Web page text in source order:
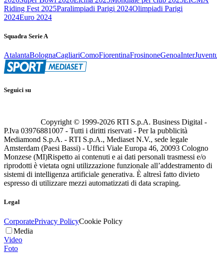
Riding Fest 2025Paralimpiadi Parigi 2024Olimpiadi Parigi
2024Euro 2024
Squadra Serie A
AtalantaBolognaCagliariComoFiorentinaFrosinoneGenoaInter
Seguici su
Copyright © 1999-2026 RTI S.p.A. Business Digital -
P.Iva 03976881007 - Tutti i diritti riservati - Per la pubblicità
Mediamond S.p.A. - RTI S.p.A., Mediaset N.V., sede legale
Amsterdam (Paesi Bassi) - Uffici Viale Europa 46, 20093 Cologno
Monzese (MI)Rispetto ai contenuti e ai dati personali trasmessi e/o
riprodotti è vietata ogni utilizzazione funzionale all’addestramento di
sistemi di intelligenza artificiale generativa. È altresì fatto divieto
espresso di utilizzare mezzi automatizzati di data scraping.
Legal
CorporatePrivacy PolicyCookie Policy
Media
Video
Foto